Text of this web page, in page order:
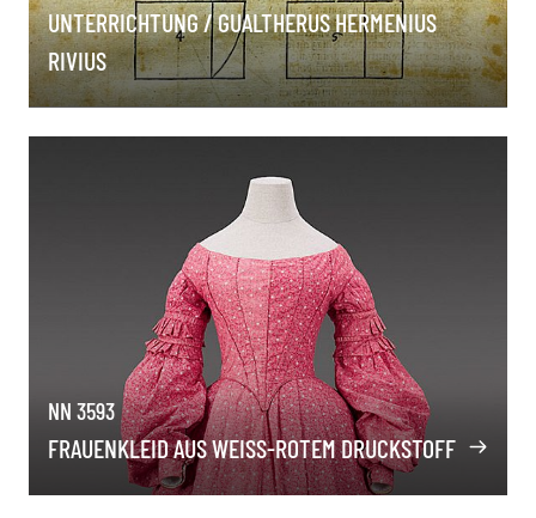
UNTERRICHTUNG / GUALTHERUS HERMENIUS
RIVIUS
NN 3593
FRAUENKLEID AUS WEISS-ROTEM DRUCKSTOFF